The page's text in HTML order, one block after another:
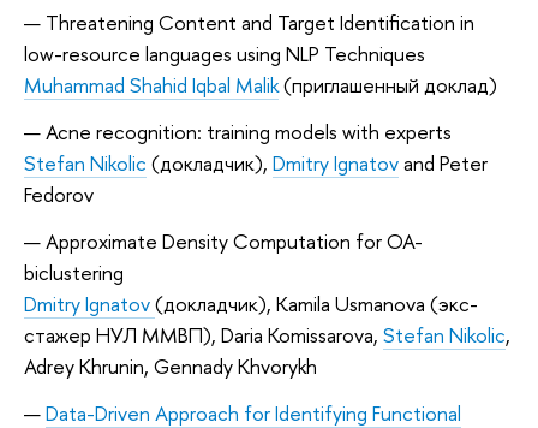
Threatening Content and Target Identification in
low-resource languages using NLP Techniques
Muhammad Shahid Iqbal Malik(приглашенный доклад)
Acne recognition: training models with experts
Stefan Nikolic (докладчик), Dmitry Ignatovand Peter
Fedorov
Approximate Density Computation for OA-
biclustering
Dmitry Ignatov(докладчик), Kamila Usmanova (экс-
стажер НУЛ ММВП), Daria Komissarova, Stefan Nikolic,
Adrey Khrunin, Gennady Khvorykh
Data-Driven Approach for Identifying Functional